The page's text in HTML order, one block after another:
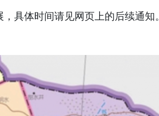
具体时间请见网页上的后续通知。